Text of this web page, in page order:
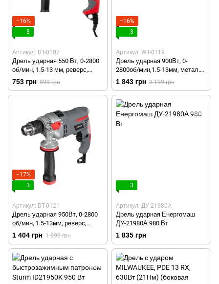
−16%
3
Артикул: DT-0107
Дрель ударная 550 Вт, 0-2800
об/мин, 1.5-13 мм, реверс,
плавная регулировка
INTERTOOL DT-0107
753 грн 899 грн
−16%
3
Артикул: WT-0119
Дрель ударная 900Вт, 0-
2800об/мин,1.5-13мм, метал.
корпус редуктора,
быстрозажимной патрон
INTERTOOL WT-0119
1 843 грн 2 199 грн
−17%
3
Артикул: DT-0121
Дрель ударная 950Вт, 0-2800
об/мин, 1.5-13мм, реверс,
металлический корпус
редуктора INTERTOOL DT-0121
1 404 грн 1 699 грн
3
Артикул: ДУ-21980А
Дрель ударная Енергомаш
ДУ-21980А 980 Вт
1 835 грн